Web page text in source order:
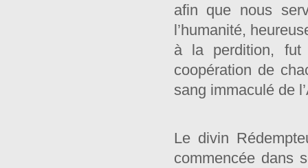
afin que nous
l’humanité,
à la perdition,
coopération de
sang immaculé de
Le divin
commencée dans